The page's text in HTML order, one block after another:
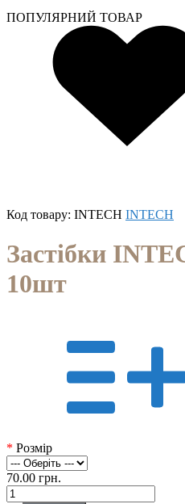
ПОПУЛЯРНИЙ ТОВАР
Код товару: INTECH INTECH
Застібки
10шт
* Розмір
70.00 грн.